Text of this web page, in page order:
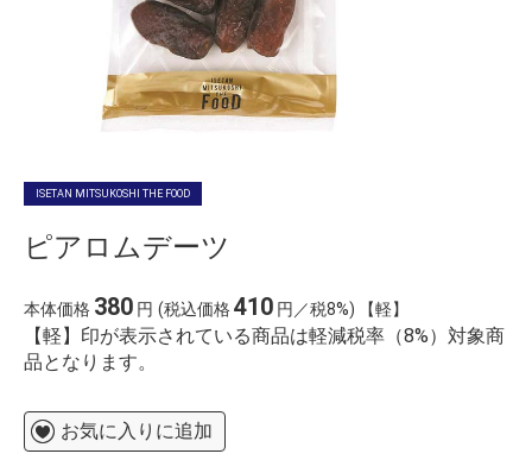
ISETAN MITSUKOSHI THE FOOD
ピアロムデーツ
本体価格 380 円 (税込価格410 円／税8%) 【軽】
【軽】印が表示されている商品は軽減税率（8%）対象商
品となります。
お気に入りに追加